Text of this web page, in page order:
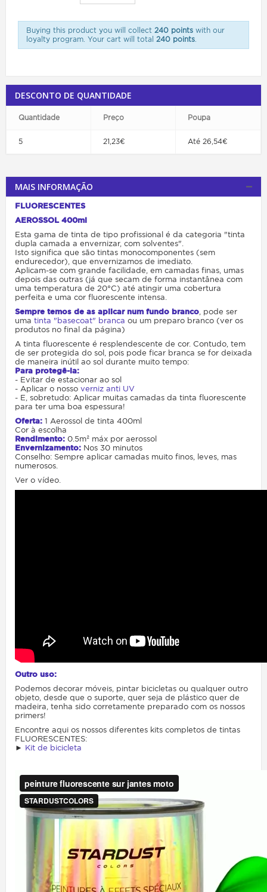
Buying this product you will collect 240 pointswith our
loyalty program. Your cart will total 240 points.
DESCONTO DE QUANTIDADE
Quantidade Preço Poupa
5 21,23€ Até 26,54€
MAIS INFORMAÇÃO
FLUORESCENTES
AEROSSOL 400ml
Esta gama de tinta de tipo profissional é da categoria "tinta
dupla camada a envernizar, com solventes".
Isto significa que são tintas monocomponentes (sem
endurecedor), que envernizamos de imediato.
Aplicam-se com grande facilidade, em camadas finas, umas
depois das outras (já que secam de forma instantânea com
uma temperatura de 20°C) até atingir uma cobertura
perfeita e uma cor fluorescente intensa.
Sempre temos de as aplicar num fundo branco , pode ser
uma tinta "basecoat" branca ou um preparo branco (ver os
produtos no final da página)
A tinta fluorescente é resplendescente de cor. Contudo, tem
de ser protegida do sol, pois pode ficar branca se for deixada
de maneira inútil ao sol durante muito tempo:
Para protegê-la:
- Evitar de estacionar ao sol
- Aplicar o nosso verniz anti UV
- E, sobretudo: Aplicar muitas camadas da tinta fluorescente
para ter uma boa espessura!
Oferta: 1 Aerossol de tinta 400ml
Cor à escolha
Rendimento: 0.5m² máx por aerossol
Envernizamento: Nos 30 minutos
Conselho: Sempre aplicar camadas muito finos, leves, mas
numerosos.
Ver o vídeo.
Outro uso:
Podemos decorar móveis, pintar bicicletas ou qualquer outro
objeto, desde que o suporte, quer seja de plástico quer de
madeira, tenha sido corretamente preparado com os nossos
primers!
Encontre aqui os nossos diferentes kits completos de tintas
FLUORESCENTES:
► Kit de bicicleta